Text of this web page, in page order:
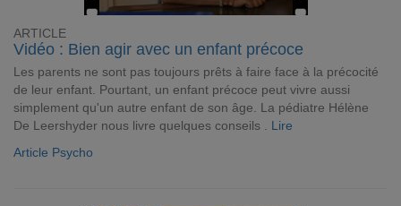
ARTICLE
Vidéo : Bien agir avec un enfant précoce
Les parents ne sont pas toujours prêts à faire face à la précocité
de leur enfant. Pourtant, un enfant précoce peut vivre aussi
simplement qu'un autre enfant de son âge. La pédiatre Hélène
De Leershyder nous livre quelques conseils . Lire
Article Psycho